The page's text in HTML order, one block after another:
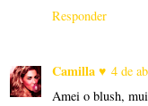
Responder
Camilla ♥ 4 de
Amei o blush,